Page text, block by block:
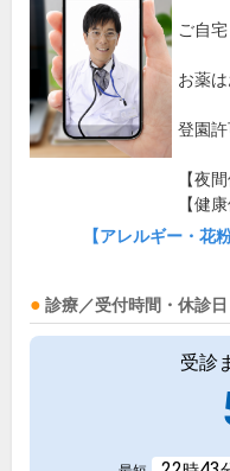
ご自
お薬
登園
【夜
【健
【アレルギー・花
診療／受付時間・休診日
受診